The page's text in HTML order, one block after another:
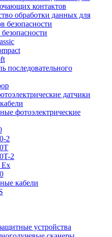
контактов
обработки данных для
безопасности
последовательного
датчики
фотоэлектрические
2
2
кабели
устройства